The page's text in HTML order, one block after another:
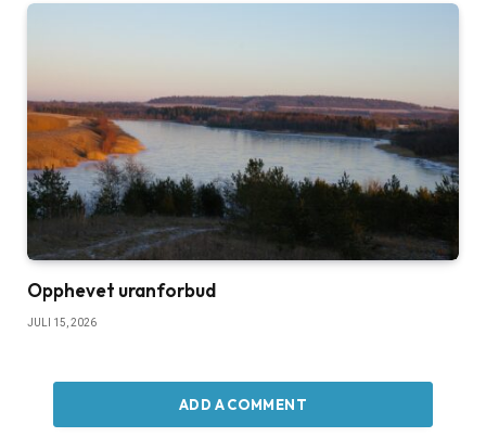
Opphevet uranforbud
JULI 15, 2026
ADD A COMMENT